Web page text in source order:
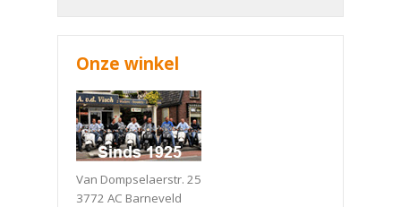
Onze winkel
Van Dompselaerstr. 25
3772 AC Barneveld